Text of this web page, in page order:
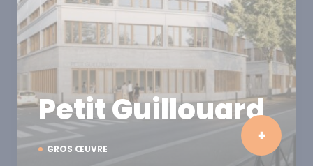
GROS ŒUVRE
Petit Guillouard